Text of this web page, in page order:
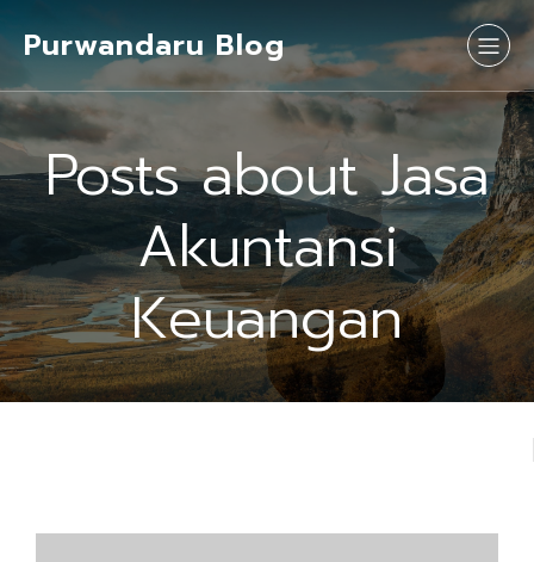
Purwandaru Blog
Posts about Jasa
Akuntansi
Keuangan